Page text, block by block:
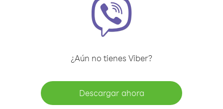
¿Aún no tienes Viber?
Descargar ahora